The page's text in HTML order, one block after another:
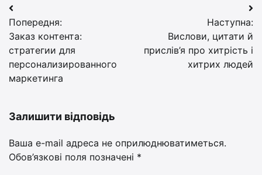
Навігація
записів
Попередня:
Заказ контента:
стратегии для
персонализированного
маркетинга
Наступна:
Вислови, цитати й
прислів’я про хитрість і
хитрих людей
Залишити відповідь
Ваша e-mail адреса не оприлюднюватиметься.
Обов’язкові поля позначені *